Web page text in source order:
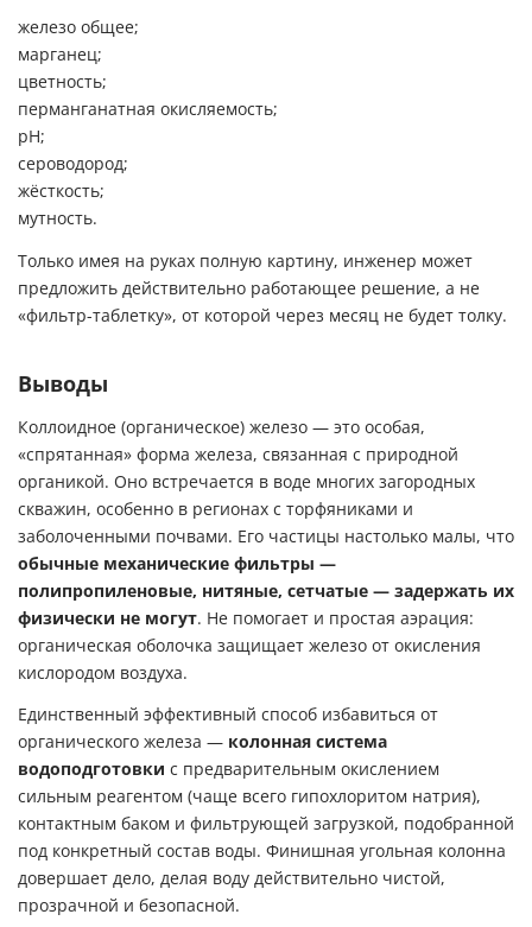
железо общее;
марганец;
цветность;
перманганатная окисляемость;
pH;
сероводород;
жёсткость;
мутность.
Только имея на руках полную картину, инженер может
предложить действительно работающее решение, а не
«фильтр-таблетку», от которой через месяц не будет толку.
Выводы
Коллоидное (органическое) железо — это особая,
«спрятанная» форма железа, связанная с природной
органикой. Оно встречается в воде многих загородных
скважин, особенно в регионах с торфяниками и
заболоченными почвами. Его частицы настолько малы, что
обычные механические фильтры —
полипропиленовые, нитяные, сетчатые — задержать их
физически не могут. Не помогает и простая аэрация:
органическая оболочка защищает железо от окисления
кислородом воздуха.
Единственный эффективный способ избавиться от
органического железа — колонная система
водоподготовки с предварительным окислением
сильным реагентом (чаще всего гипохлоритом натрия),
контактным баком и фильтрующей загрузкой, подобранной
под конкретный состав воды. Финишная угольная колонна
довершает дело, делая воду действительно чистой,
прозрачной и безопасной.